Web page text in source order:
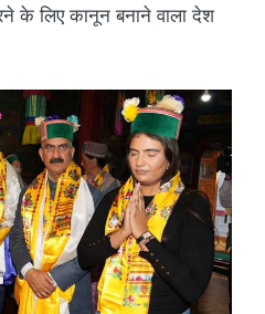
के लिए कानून बनाने वाला देश